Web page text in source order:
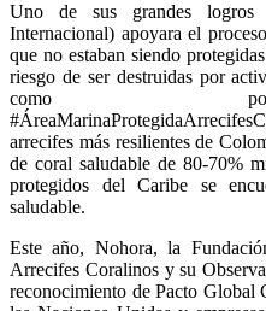
Uno de sus grandes
Internacional) apoyara el
que no estaban siendo
riesgo de ser destruidas por
como
arrecifes más resilientes de
de coral saludable de 80-70%
protegidos del Caribe se
saludable.
Este año, Nohora, la
Arrecifes Coralinos y su
reconocimiento de Pacto Global